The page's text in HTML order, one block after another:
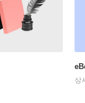
상